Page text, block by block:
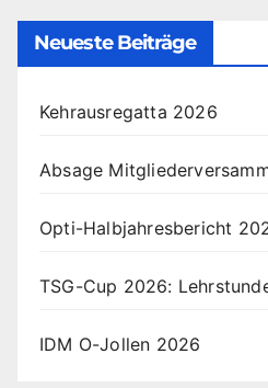
Neueste Beiträge
Kehrausregatta 2026
Absage
Opti-Halbjahresbericht
TSG-Cup 2026:
IDM O-Jollen 2026